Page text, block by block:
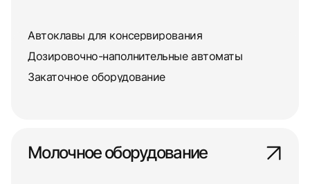
Автоклавы для консервирования
Дозировочно-наполнительные автоматы
Закаточное оборудование
Молочное оборудование